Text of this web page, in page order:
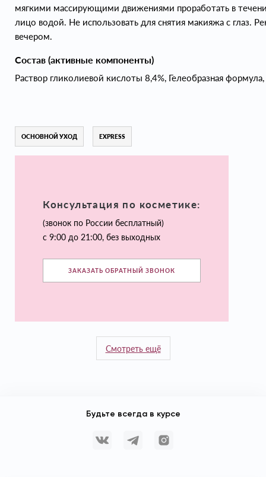
мягкими массирующими движениями проработать в
лицо водой. Не использовать для снятия макияжа с глаз.
вечером.
Состав (активные компоненты)
Раствор гликолиевой кислоты 8,4%, Гелеобразная
ОСНОВНОЙ УХОД EXPRESS
Консультация по косметике:
(звонок по России бесплатный)
с 9:00 до 21:00, без выходных
ЗАКАЗАТЬ ОБРАТНЫЙ ЗВОНОК
Смотреть ещё
Будьте всегда в курсе